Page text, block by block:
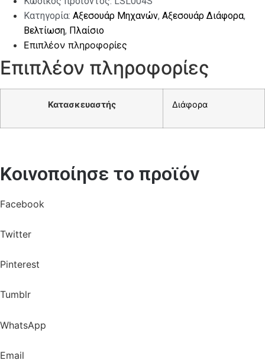
Κατηγορία: Αξεσουάρ Μηχανών, Αξεσουάρ Διάφορα,
Βελτίωση, Πλαίσιο
Επιπλέον πληροφορίες
Επιπλέον πληροφορίες
Κατασκευαστής Διάφορα
Κοινοποίησε το προϊόν
Facebook
Twitter
Pinterest
Tumblr
WhatsApp
Email